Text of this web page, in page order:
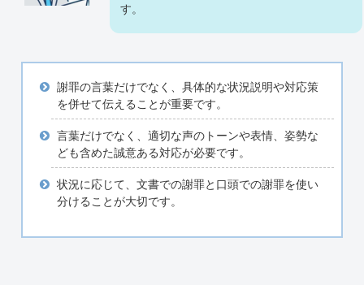
す。
謝罪の言葉だけでなく、具体的な状況説明や対応策
を併せて伝えることが重要です。
言葉だけでなく、適切な声のトーンや表情、姿勢な
ども含めた誠意ある対応が必要です。
状況に応じて、文書での謝罪と口頭での謝罪を使い
分けることが大切です。